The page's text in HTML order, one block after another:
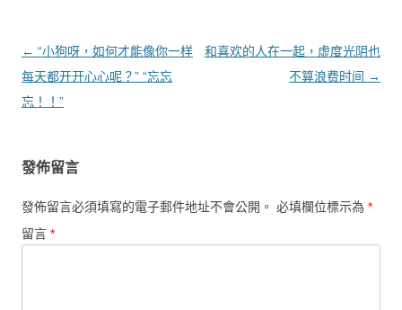
文章導覽
← “小狗呀，如何才能像你一样
每天都开开心心呢？” “忘忘
忘！！”
和喜欢的人在一起，虚度光阴也
不算浪费时间 →
發佈留言
發佈留言必須填寫的電子郵件地址不會公開。 必填欄位標示為 *
留言 *